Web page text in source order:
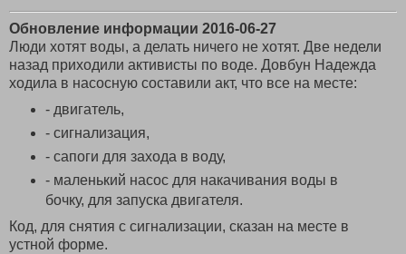
Обновление информации 2016-06-27
Люди хотят воды, а делать ничего не хотят. Две недели
назад приходили активисты по воде. Довбун Надежда
ходила в насосную составили акт, что все на месте:
- двигатель,
- сигнализация,
- сапоги для захода в воду,
- маленький насос для накачивания воды в
бочку, для запуска двигателя.
Код, для снятия с сигнализации, сказан на месте в
устной форме.